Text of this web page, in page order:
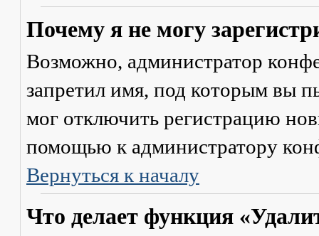
Почему я не могу
Возможно, администратор
запретил имя, под которым вы
мог отключить регистрацию
помощью к администратору
Вернуться к началу
Что делает функция